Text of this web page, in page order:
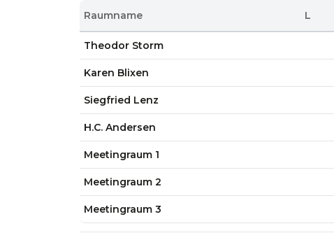
Raumname L
Theodor Storm
Karen Blixen
Siegfried Lenz
H.C. Andersen
Meetingraum 1
Meetingraum 2
Meetingraum 3